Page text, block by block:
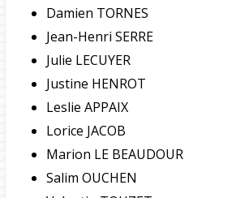
Damien TORNES
Jean-Henri SERRE
Julie LECUYER
Justine HENROT
Leslie APPAIX
Lorice JACOB
Marion LE BEAUDOUR
Salim OUCHEN